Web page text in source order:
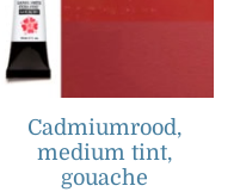
Cadmiumrood,
medium tint,
gouache